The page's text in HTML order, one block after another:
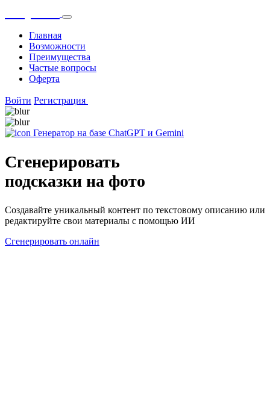
Главная
Возможности
Преимущества
Частые вопросы
Оферта
Войти Регистрация
Генератор на базе ChatGPT и Gemini
Сгенерировать
подсказки на фото
Создавайте уникальный контент по текстовому описанию или
редактируйте свои материалы с помощью ИИ
Сгенерировать онлайн